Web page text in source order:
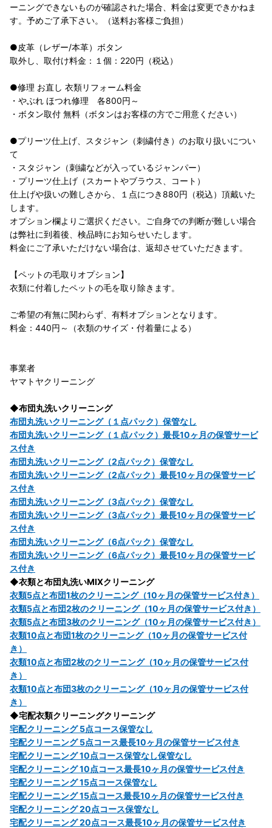
ーニングできないものが確認された場合、料金は変更できかねま
す。予めご了承下さい。（送料お客様ご負担）
●皮革（レザー/本革）ボタン
取外し、取付け料金：１個：220円（税込）
●修理 お直し 衣類リフォーム料金
・やぶれ ほつれ修理 各800円～
・ボタン取付 無料（ボタンはお客様の方でご用意ください）
●プリーツ仕上げ、スタジャン（刺繍付き）のお取り扱いについ
て
・スタジャン（刺繍などが入っているジャンパー）
・プリーツ仕上げ（スカートやブラウス、コート）
仕上げや扱いの難しさから、１点につき880円（税込）頂戴いた
します。
オプション欄よりご選択ください。ご自身での判断が難しい場合
は弊社に到着後、検品時にお知らせいたします。
料金にご了承いただけない場合は、返却させていただきます。
【ペットの毛取りオプション】
衣類に付着したペットの毛を取り除きます。
ご希望の有無に関わらず、有料オプションとなります。
料金：440円～（衣類のサイズ・付着量による）
事業者
ヤマトヤクリーニング
◆布団丸洗いクリーニング
布団丸洗いクリーニング（１点パック）保管なし
布団丸洗いクリーニング（１点パック）最長10ヶ月の保管サービ
ス付き
布団丸洗いクリーニング（2点パック）保管なし
布団丸洗いクリーニング（2点パック）最長10ヶ月の保管サービ
ス付き
布団丸洗いクリーニング（3点パック）保管なし
布団丸洗いクリーニング（3点パック）最長10ヶ月の保管サービ
ス付き
布団丸洗いクリーニング（6点パック）保管なし
布団丸洗いクリーニング（6点パック）最長10ヶ月の保管サービ
ス付き
◆衣類と布団丸洗いMIXクリーニング
衣類5点と布団1枚のクリーニング（10ヶ月の保管サービス付き）
衣類5点と布団2枚のクリーニング（10ヶ月の保管サービス付き）
衣類5点と布団3枚のクリーニング（10ヶ月の保管サービス付き）
衣類10点と布団1枚のクリーニング（10ヶ月の保管サービス付
き）
衣類10点と布団2枚のクリーニング（10ヶ月の保管サービス付
き）
衣類10点と布団3枚のクリーニング（10ヶ月の保管サービス付
き）
◆宅配衣類クリーニングクリーニング
宅配クリーニング 5点コース保管なし
宅配クリーニング 5点コース最長10ヶ月の保管サービス付き
宅配クリーニング 10点コース保管なし保管なし
宅配クリーニング 10点コース最長10ヶ月の保管サービス付き
宅配クリーニング 15点コース保管なし
宅配クリーニング 15点コース最長10ヶ月の保管サービス付き
宅配クリーニング 20点コース保管なし
宅配クリーニング 20点コース最長10ヶ月の保管サービス付き